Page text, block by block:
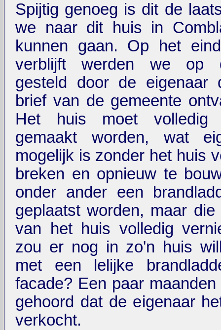
Spijtig genoeg is dit de
we naar dit huis in
kunnen gaan. Op het
verblijft werden we op
gesteld door de eigenaar
brief van de gemeente
Het huis moet volledig
gemaakt worden, wat
mogelijk is zonder het huis
breken en opnieuw te
onder ander een
geplaatst worden, maar
van het huis volledig
zou er nog in zo'n huis
met een lelijke
facade? Een paar
gehoord dat de eigenaar
verkocht.